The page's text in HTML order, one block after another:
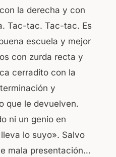
la derecha y con
Tac-tac. Tac-tac. Es
escuela y mejor
con zurda recta y
cerradito con la
y
que le devuelven.
ni un genio en
lo suyo». Salvo
mala presentación…